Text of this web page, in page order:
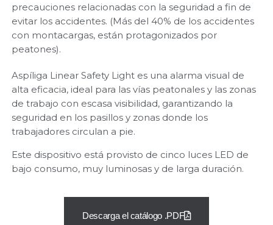
precauciones relacionadas con la seguridad a fin de
evitar los accidentes. (Más del 40% de los accidentes
con montacargas, están protagonizados por
peatones).
Aspíliga Linear Safety Light es una alarma visual de
alta eficacia, ideal para las vías peatonales y las zonas
de trabajo con escasa visibilidad, garantizando la
seguridad en los pasillos y zonas donde los
trabajadores circulan a pie.
Este dispositivo está provisto de cinco luces LED de
bajo consumo, muy luminosas y de larga duración.
Descarga el catálogo .PDF